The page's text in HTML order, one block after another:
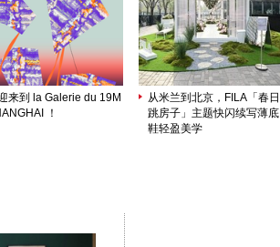
来到 la Galerie du 19M
！
从米兰到北京，FILA「春日
跳房子」主题快闪续写薄底
鞋轻盈美学